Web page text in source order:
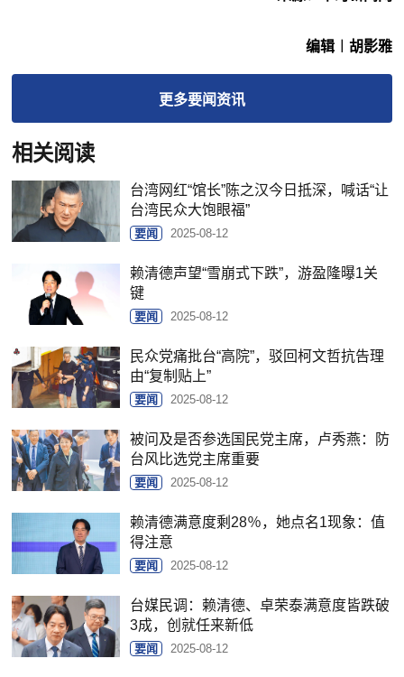
编辑︱胡影雅
更多要闻资讯
相关阅读
台湾网红“馆长”陈之汉今日抵深，喊话“让
台湾民众大饱眼福”
要闻 2025-08-12
赖清德声望“雪崩式下跌”，游盈隆曝1关
键
要闻 2025-08-12
民众党痛批台“高院”，驳回柯文哲抗告理
由“复制贴上”
要闻 2025-08-12
被问及是否参选国民党主席，卢秀燕：防
台风比选党主席重要
要闻 2025-08-12
赖清德满意度剩28％，她点名1现象：值
得注意
要闻 2025-08-12
台媒民调：赖清德、卓荣泰满意度皆跌破
3成，创就任来新低
要闻 2025-08-12